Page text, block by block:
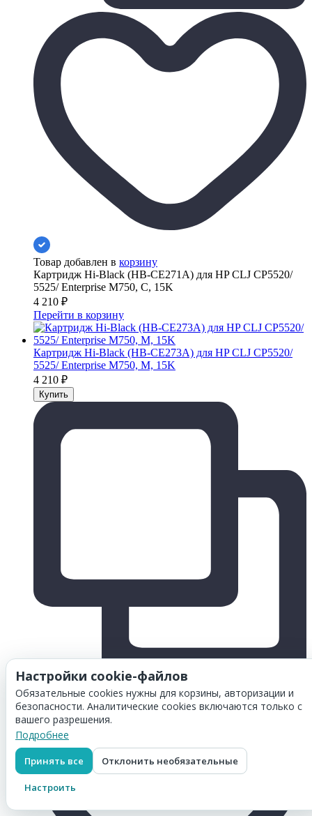
Товар добавлен в корзину
Картридж Hi-Black (HB-CE271A) для HP CLJ CP5520/
5525/ Enterprise M750, C, 15K
4 210 ₽
Перейти в корзину
Картридж Hi-Black (HB-CE273A) для HP CLJ CP5520/
5525/ Enterprise M750, M, 15K
4 210 ₽
Настройки cookie-файлов
Обязательные cookies нужны для корзины, авторизации и
безопасности. Аналитические cookies включаются только с
вашего разрешения.
Подробнее
Принять все Отклонить необязательные
Настроить